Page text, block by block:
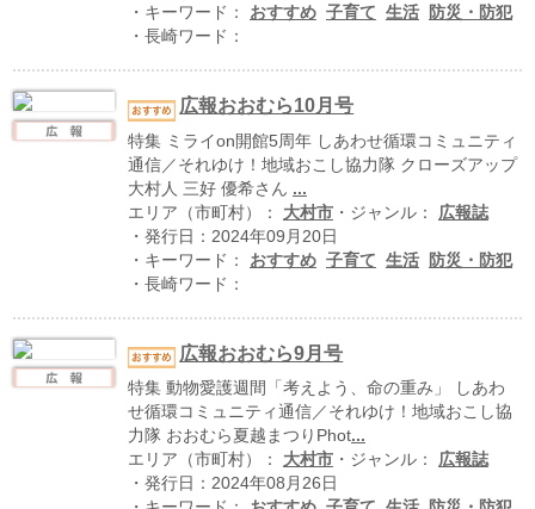
・キーワード： おすすめ 子育て 生活
防災・防犯
・長崎ワード：
広報おおむら10月号
特集 ミライon開館5周年 しあわせ循環コミュニティ
通信／それゆけ！地域おこし協力隊 クローズアップ
大村人 三好 優希さん ...
エリア（市町村）： 大村市・ジャンル： 広報誌
・発行日：2024年09月20日
・キーワード： おすすめ 子育て 生活
防災・防犯
・長崎ワード：
広報おおむら9月号
特集 動物愛護週間「考えよう、命の重み」 しあわ
せ循環コミュニティ通信／それゆけ！地域おこし協
力隊 おおむら夏越まつりPhot...
エリア（市町村）： 大村市・ジャンル： 広報誌
・発行日：2024年08月26日
小・中学校ナビ
ながよebooks
ごとうebooks
おおむらebooks
みなみしまばらebooks
はさみebooks
ながさき市ebooks
さいかいイーブックス
長崎MICE観光マップ